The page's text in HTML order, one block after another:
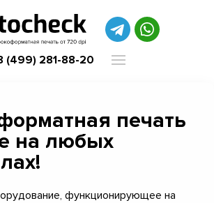
(499) 281-88-20
печать
на любых
функционирующее на